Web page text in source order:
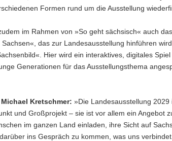
Formen rund um die Ausstellung
im Rahmen von »So geht sächsisch« auch das
das zur Landesausstellung hinführen
Hier wird ein interaktives, digitales Spiel
Generationen für das Ausstellungsthema
Kretschmer: »Die Landesausstellung 2029
und Großprojekt – sie ist vor allem ein Angebot
im ganzen Land einladen, ihre Sicht auf
ins Gespräch zu kommen, was uns verbindet.